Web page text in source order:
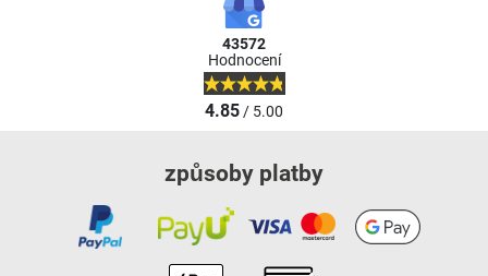
43572
Hodnocení
4.85/ 5.00
způsoby platby